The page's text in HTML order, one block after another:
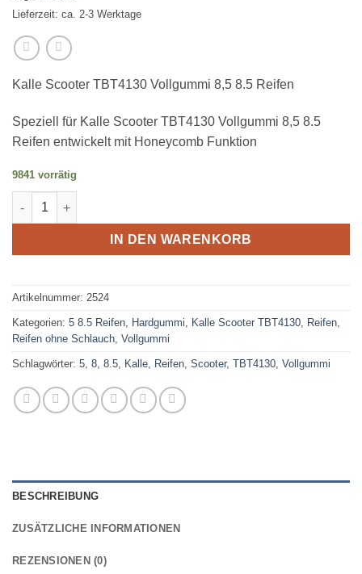
Lieferzeit: ca. 2-3 Werktage
Kalle Scooter TBT4130 Vollgummi 8,5 8.5 Reifen
Speziell für Kalle Scooter TBT4130 Vollgummi 8,5 8.5
Reifen entwickelt mit Honeycomb Funktion
9841 vorrätig
Kalle Scooter TBT4130 Vollgummi 8,5 8.5 Reifen Menge
IN DEN WARENKORB
Artikelnummer: 2524
Kategorien: 5 8.5 Reifen, Hardgummi, Kalle Scooter TBT4130, Reifen,
Reifen ohne Schlauch, Vollgummi
Schlagwörter: 5, 8, 8.5, Kalle, Reifen, Scooter, TBT4130, Vollgummi
BESCHREIBUNG
ZUSÄTZLICHE INFORMATIONEN
REZENSIONEN (0)